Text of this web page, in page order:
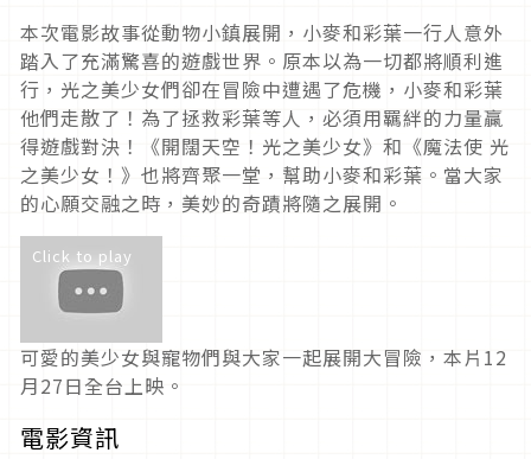
本次電影故事從動物小鎮展開，小麥和彩葉一行人意外
踏入了充滿驚喜的遊戲世界。原本以為一切都將順利進
行，光之美少女們卻在冒險中遭遇了危機，小麥和彩葉
他們走散了！為了拯救彩葉等人，必須用羈絆的力量贏
得遊戲對決！《開闊天空！光之美少女》和《魔法使 光
之美少女！》也將齊聚一堂，幫助小麥和彩葉。當大家
的心願交融之時，美妙的奇蹟將隨之展開。
Click to play
可愛的美少女與寵物們與大家一起展開大冒險，本片12
月27日全台上映。
電影資訊